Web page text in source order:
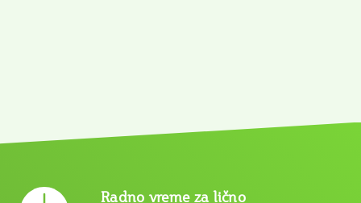
Radno vreme za lično